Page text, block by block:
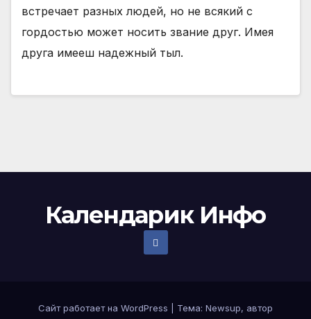
встречает разных людей, но не всякий с
гордостью может носить звание друг. Имея
друга имееш надежный тыл.
Календарик Инфо
Сайт работает на WordPress Тема: Newsup, автор